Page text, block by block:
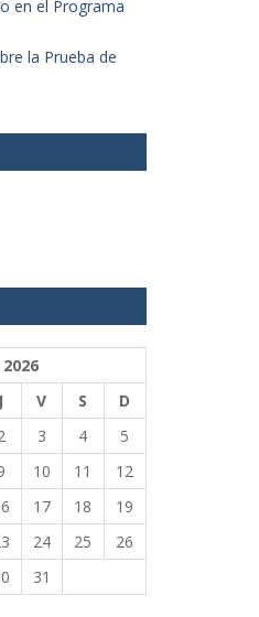
en el Programa
la Prueba de
J V S
D
3 4
5
10 11
12
17 18
19
24 25
26
31